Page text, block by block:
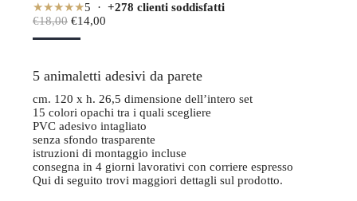
★★★★★5 · +278 clienti soddisfatti
€18,00 Il
€18,00.
€14,00
€14,00.
5 animaletti adesivi da parete
cm. 120 x h. 26,5 dimensione dell’intero set
15 colori opachi tra i quali scegliere
PVC adesivo intagliato
senza sfondo trasparente
istruzioni di montaggio incluse
consegna in 4 giorni lavorativi con corriere espresso
Qui di seguito trovi maggiori dettagli sul prodotto.